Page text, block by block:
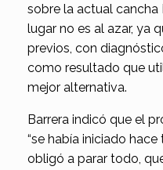
sobre la actual cancha
lugar no es al azar, ya
previos, con
como resultado que
mejor alternativa.
Barrera indicó que el
“se había iniciado
obligó a parar todo,